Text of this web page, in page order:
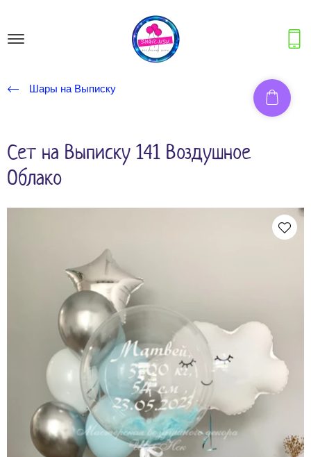
Шары на Выписку
Сет на Выписку 141 Воздушное
Облако